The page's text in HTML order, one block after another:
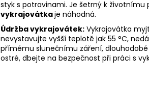
styk s potravinami. Je šetrný k životnímu
vykrajovátkaje náhodná.
Údržba vykrajovátek: Vykrajovátka
nevystavujte vyšší teplotě jak 55 °C,
přímému slunečnímu záření,
ostré, dbejte na bezpečnost při práci s